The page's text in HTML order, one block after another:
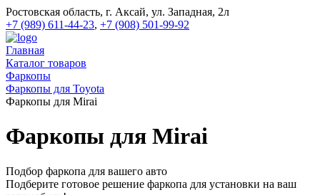
Ростовская область, г. Аксай, ул. Западная, 2л
+7 (989) 611-44-23, +7 (908) 501-99-92
Главная
Каталог товаров
Фаркопы
Фаркопы для Toyota
Фаркопы для Mirai
Фаркопы для Mirai
Подбор фаркопа для вашего авто
Подберите готовое решение фаркопа для установки на ваш